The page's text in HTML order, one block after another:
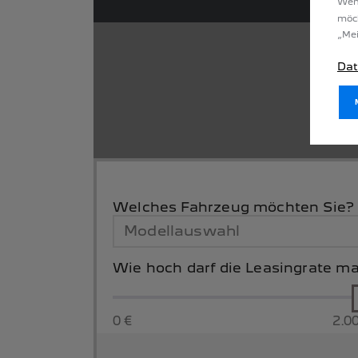
Welches Fahrzeug möchten Sie?
Wie hoch darf die Leasingrate
0 €